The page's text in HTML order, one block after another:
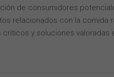
de consumidores
relacionados con la comida
críticos y soluciones valoradas